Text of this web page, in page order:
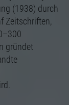
(1938) durch
Zeitschriften,
gründet